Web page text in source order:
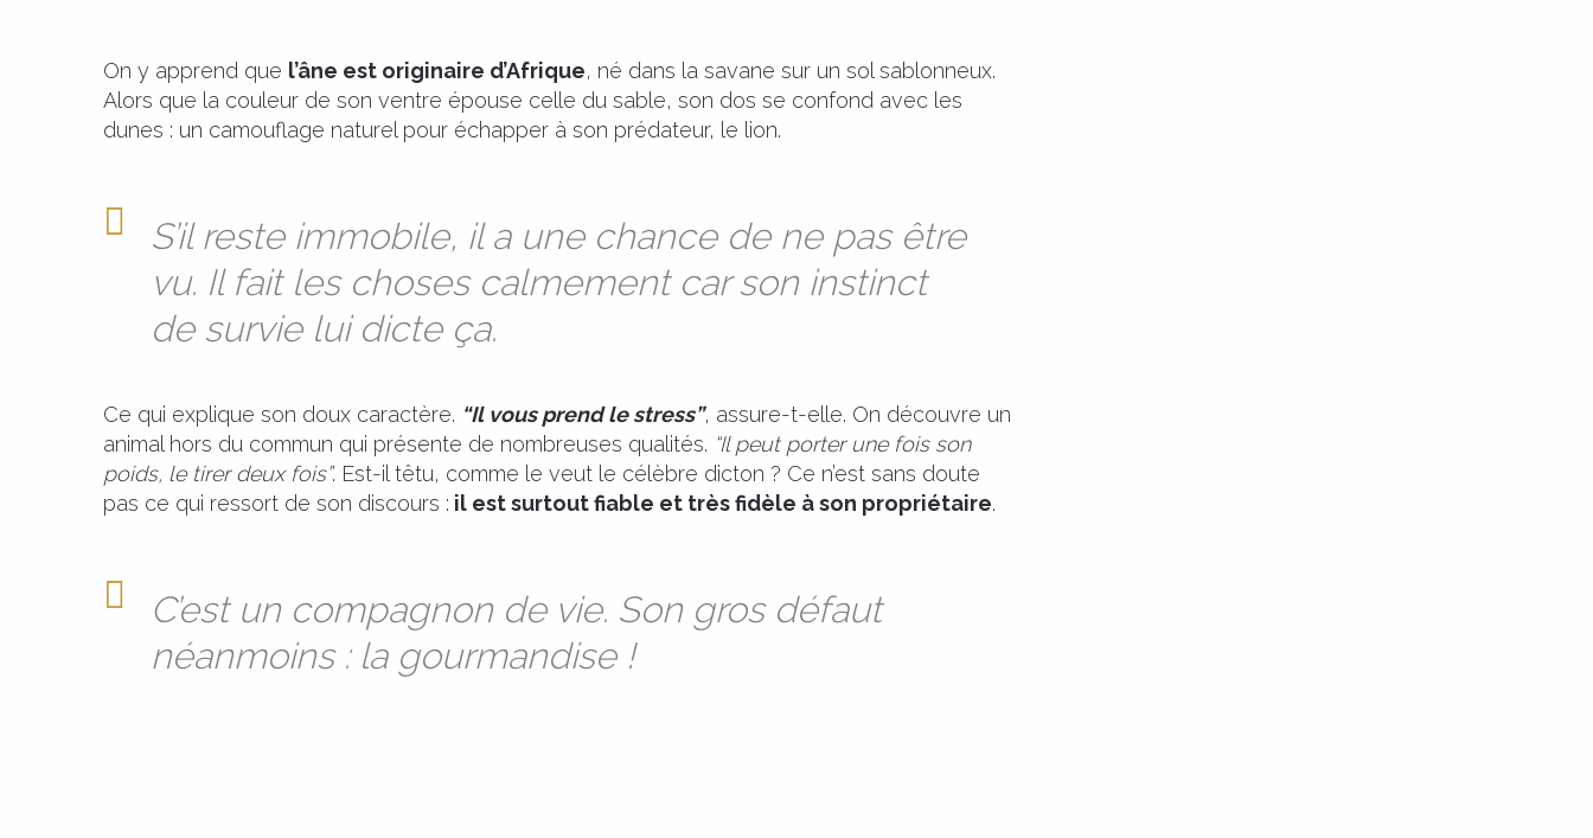
On y apprend que l’âne est originaire d’Afrique, né dans la savane sur un sol sablonneux.
Alors que la couleur de son ventre épouse celle du sable, son dos se confond avec les
dunes : un camouflage naturel pour échapper à son prédateur, le lion.
S’il reste immobile, il a une chance de ne pas être
vu. Il fait les choses calmement car son instinct
de survie lui dicte ça.
Ce qui explique son doux caractère. “Il vous prend le stress”, assure-t-elle. On découvre un
animal hors du commun qui présente de nombreuses qualités. “Il peut porter une fois son
poids, le tirer deux fois”. Est-il têtu, comme le veut le célèbre dicton ? Ce n’est sans doute
pas ce qui ressort de son discours : il est surtout fiable et très fidèle à son propriétaire.
C’est un compagnon de vie. Son gros défaut
néanmoins : la gourmandise !